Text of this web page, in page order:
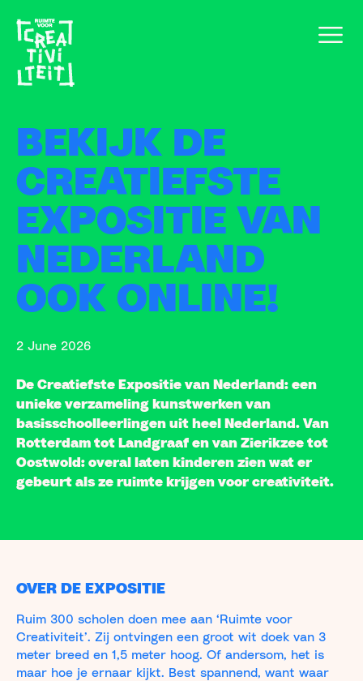
BEKIJK DE
CREATIEFSTE
EXPOSITIE VAN
NEDERLAND
OOK ONLINE!
2 June 2026
De Creatiefste Expositie van Nederland: een
unieke verzameling kunstwerken van
basisschoolleerlingen uit heel Nederland. Van
Rotterdam tot Landgraaf en van Zierikzee tot
Oostwold: overal laten kinderen zien wat er
gebeurt als ze ruimte krijgen voor creativiteit.
OVER DE EXPOSITIE
Ruim 300 scholen doen mee aan ‘Ruimte voor
Creativiteit’. Zij ontvingen een groot wit doek van 3
meter breed en 1,5 meter hoog. Of andersom, het is
maar hoe je ernaar kijkt. Best spannend, want waar